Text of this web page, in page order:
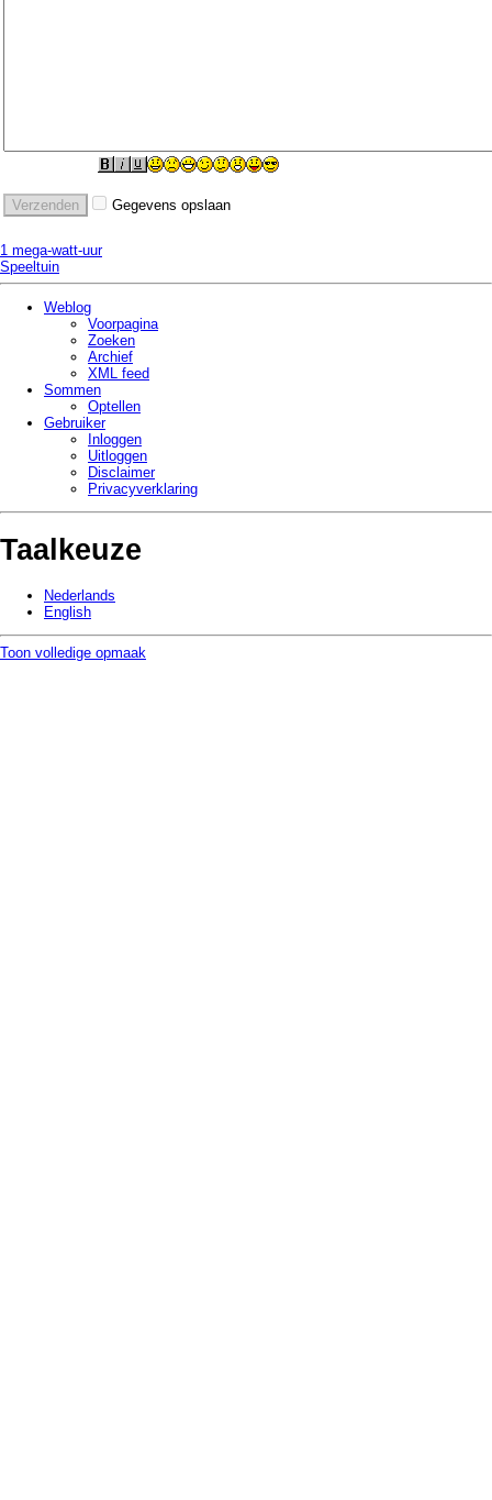
Gegevens opslaan
1 mega-watt-uur
Speeltuin
Weblog
Voorpagina
Zoeken
Archief
XML feed
Sommen
Optellen
Gebruiker
Inloggen
Uitloggen
Disclaimer
Privacy­verklaring
Taalkeuze
Nederlands
English
Toon volledige opmaak